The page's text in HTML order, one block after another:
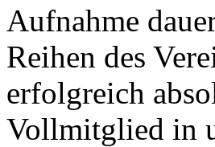
Aufnahme
Reihen des
erfolgreich
Vollmitglied in